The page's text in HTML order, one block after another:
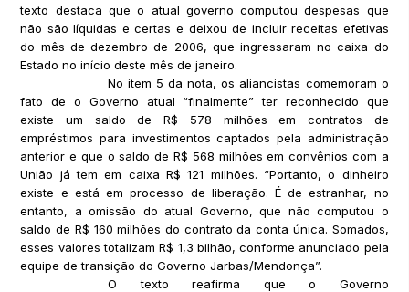
texto destaca que o atual governo computou despesas que
não são líquidas e certas e deixou de incluir receitas efetivas
do mês de dezembro de 2006, que ingressaram no caixa do
Estado no início deste mês de janeiro.
No item 5 da nota, os aliancistas comemoram o
fato de o Governo atual “finalmente” ter reconhecido que
existe um saldo de R$ 578 milhões em contratos de
empréstimos para investimentos captados pela administração
anterior e que o saldo de R$ 568 milhões em convênios com a
União já tem em caixa R$ 121 milhões. “Portanto, o dinheiro
existe e está em processo de liberação. É de estranhar, no
entanto, a omissão do atual Governo, que não computou o
saldo de R$ 160 milhões do contrato da conta única. Somados,
esses valores totalizam R$ 1,3 bilhão, conforme anunciado pela
equipe de transição do Governo Jarbas/Mendonça”.
O texto reafirma que o Governo